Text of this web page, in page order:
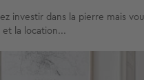
investir dans la pierre mais
la location...